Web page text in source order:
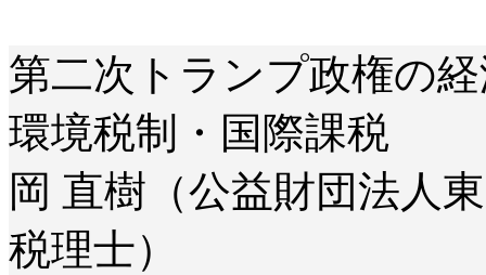
第二次トランプ政権の
環境税制・国際課税
岡 直樹（公益財団法人
税理士）